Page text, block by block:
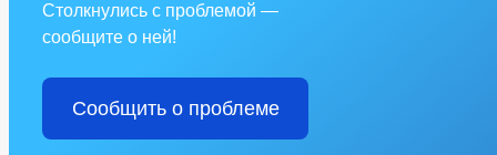
Столкнулись с проблемой —
сообщите о ней!
Сообщить о проблеме